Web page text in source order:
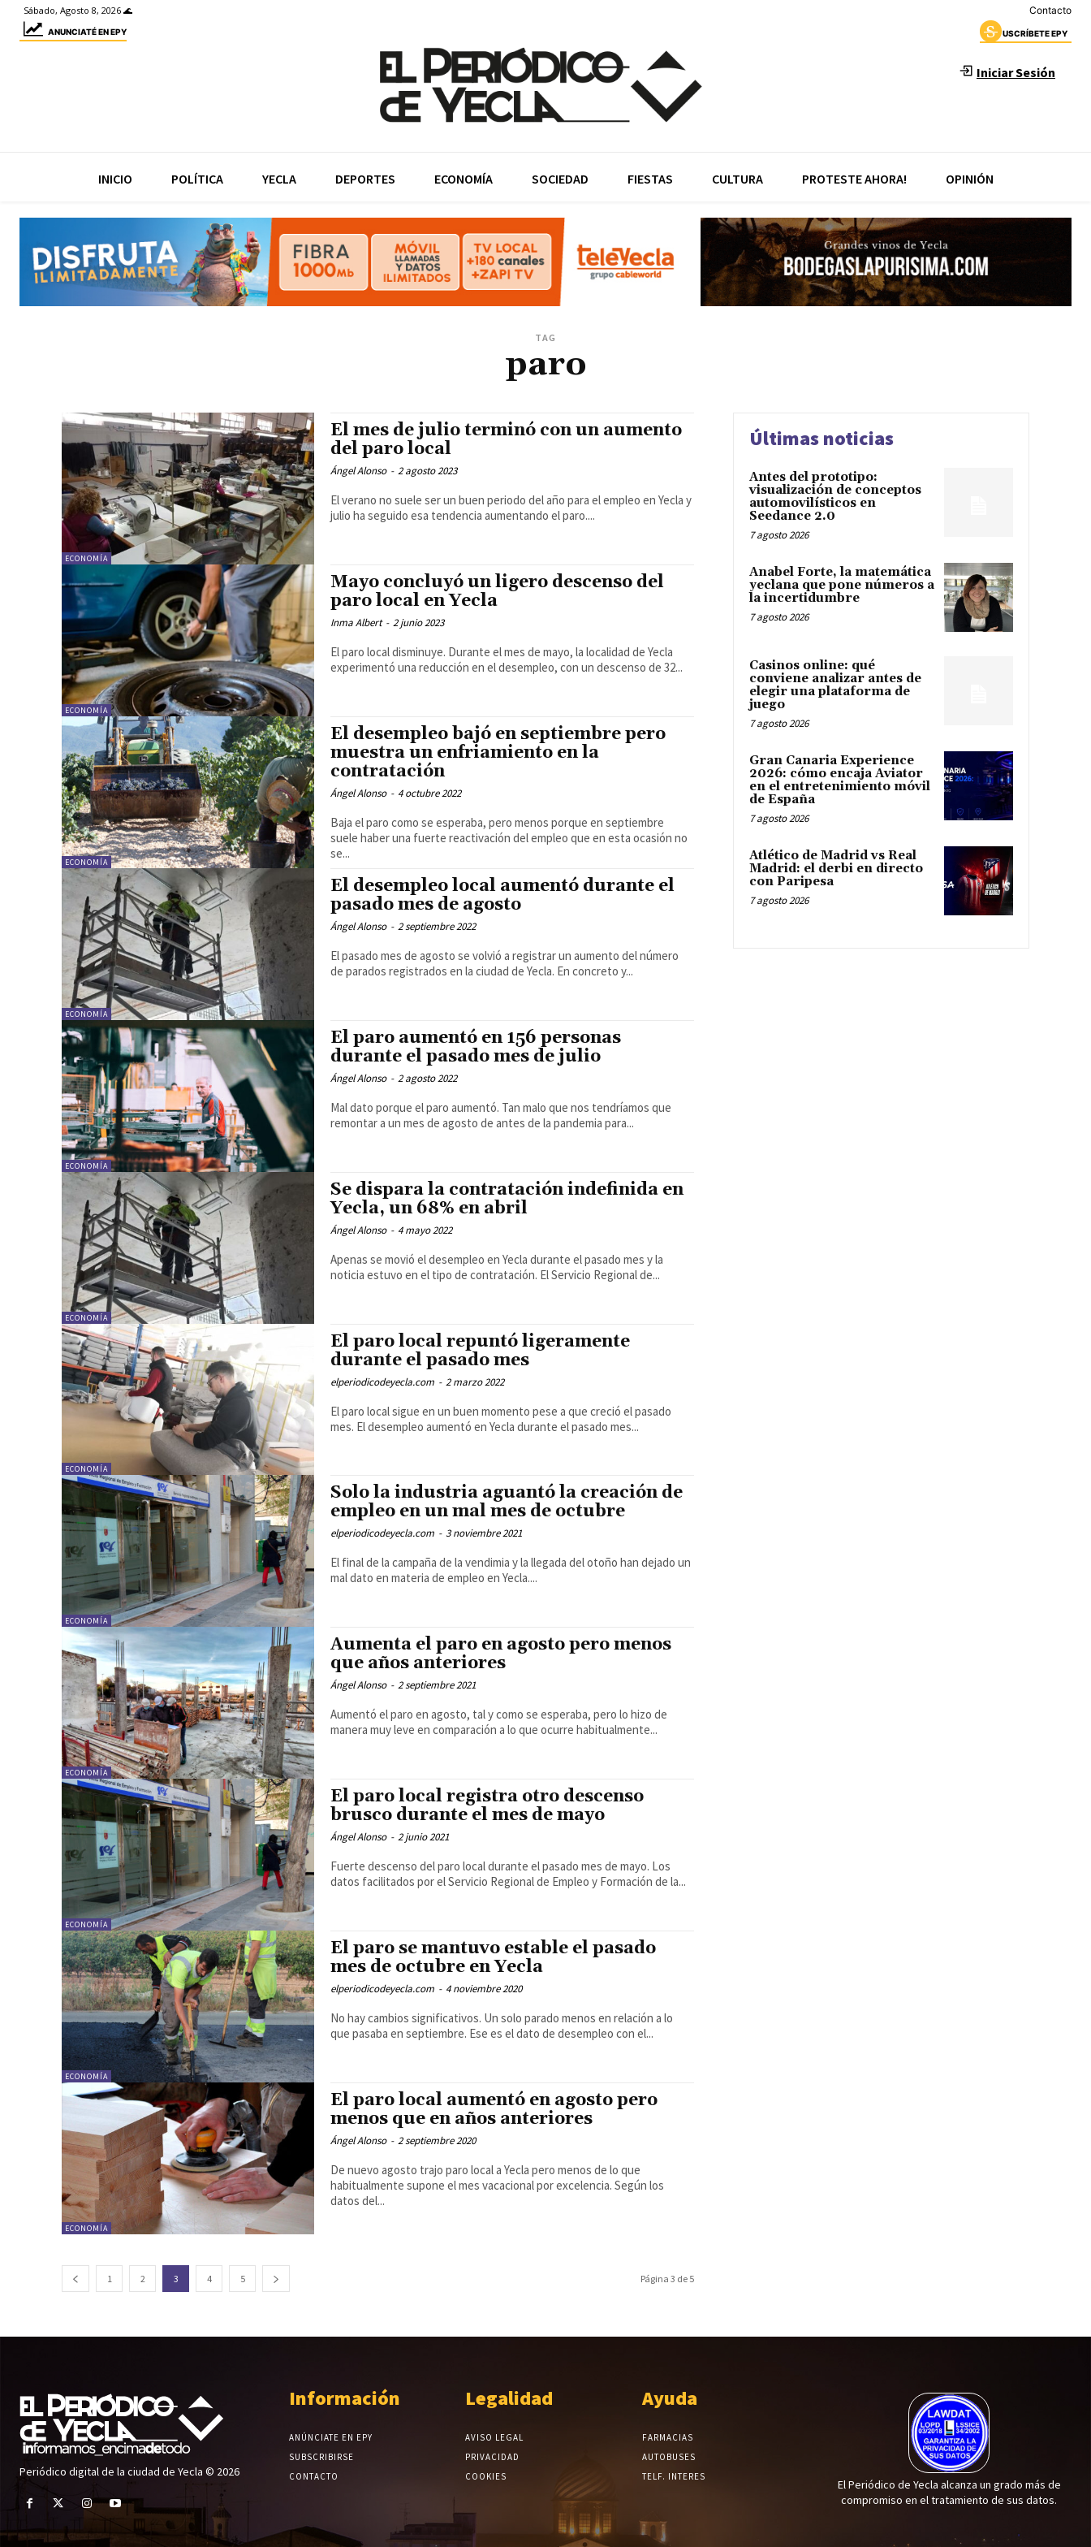
Sábado, Agosto 8, 2026 🌊 Contacto
ANUNCIATÉ EN EPY USCRÍBETE EPY
Iniciar Sesión
INICIO POLÍTICA YECLA DEPORTES ECONOMÍA SOCIEDAD FIESTAS CULTURA PROTESTE AHORA! OPINIÓN
TAG
paro
ECONOMÍA
El mes de julio terminó con un aumento
del paro local
Ángel Alonso - 2 agosto 2023
El verano no suele ser un buen periodo del año para el empleo en Yecla y
julio ha seguido esa tendencia aumentando el paro....
ECONOMÍA
Mayo concluyó un ligero descenso del
paro local en Yecla
Inma Albert - 2 junio 2023
El paro local disminuye. Durante el mes de mayo, la localidad de Yecla
experimentó una reducción en el desempleo, con un descenso de 32...
ECONOMÍA
El desempleo bajó en septiembre pero
muestra un enfriamiento en la
contratación
Ángel Alonso - 4 octubre 2022
Baja el paro como se esperaba, pero menos porque en septiembre
suele haber una fuerte reactivación del empleo que en esta ocasión no
se...
ECONOMÍA
El desempleo local aumentó durante el
pasado mes de agosto
Ángel Alonso - 2 septiembre 2022
El pasado mes de agosto se volvió a registrar un aumento del número
de parados registrados en la ciudad de Yecla. En concreto y...
ECONOMÍA
El paro aumentó en 156 personas
durante el pasado mes de julio
Ángel Alonso - 2 agosto 2022
Mal dato porque el paro aumentó. Tan malo que nos tendríamos que
remontar a un mes de agosto de antes de la pandemia para...
ECONOMÍA
Se dispara la contratación indefinida en
Yecla, un 68% en abril
Ángel Alonso - 4 mayo 2022
Apenas se movió el desempleo en Yecla durante el pasado mes y la
noticia estuvo en el tipo de contratación. El Servicio Regional de...
ECONOMÍA
El paro local repuntó ligeramente
durante el pasado mes
elperiodicodeyecla.com - 2 marzo 2022
El paro local sigue en un buen momento pese a que creció el pasado
mes. El desempleo aumentó en Yecla durante el pasado mes...
ECONOMÍA
Solo la industria aguantó la creación de
empleo en un mal mes de octubre
elperiodicodeyecla.com - 3 noviembre 2021
El final de la campaña de la vendimia y la llegada del otoño han dejado un
mal dato en materia de empleo en Yecla....
ECONOMÍA
Aumenta el paro en agosto pero menos
que años anteriores
Ángel Alonso - 2 septiembre 2021
Aumentó el paro en agosto, tal y como se esperaba, pero lo hizo de
manera muy leve en comparación a lo que ocurre habitualmente...
ECONOMÍA
El paro local registra otro descenso
brusco durante el mes de mayo
Ángel Alonso - 2 junio 2021
Fuerte descenso del paro local durante el pasado mes de mayo. Los
datos facilitados por el Servicio Regional de Empleo y Formación de la...
ECONOMÍA
El paro se mantuvo estable el pasado
mes de octubre en Yecla
elperiodicodeyecla.com - 4 noviembre 2020
No hay cambios significativos. Un solo parado menos en relación a lo
que pasaba en septiembre. Ese es el dato de desempleo con el...
ECONOMÍA
El paro local aumentó en agosto pero
menos que en años anteriores
Ángel Alonso - 2 septiembre 2020
De nuevo agosto trajo paro local a Yecla pero menos de lo que
habitualmente supone el mes vacacional por excelencia. Según los
datos del...
1 2 3 4 5 Página 3 de 5
Últimas noticias
Antes del prototipo:
visualización de conceptos
automovilísticos en
Seedance 2.0
7 agosto 2026
Anabel Forte, la matemática
yeclana que pone números a
la incertidumbre
7 agosto 2026
Casinos online: qué
conviene analizar antes de
elegir una plataforma de
juego
7 agosto 2026
Gran Canaria Experience
2026: cómo encaja Aviator
en el entretenimiento móvil
de España
7 agosto 2026
Atlético de Madrid vs Real
Madrid: el derbi en directo
con Paripesa
7 agosto 2026
Periódico digital de la ciudad de Yecla © 2026
Información
ANÚNCIATE EN EPY
SUBSCRIBIRSE
CONTACTO
Legalidad
AVISO LEGAL
PRIVACIDAD
COOKIES
Ayuda
FARMACIAS
AUTOBUSES
TELF. INTERES
El Periódico de Yecla alcanza un grado más de
compromiso en el tratamiento de sus datos.